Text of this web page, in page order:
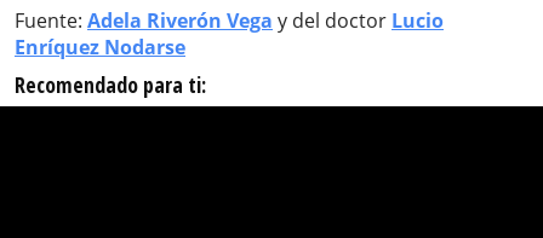
Fuente: Adela Riverón Vega y del doctor Lucio
Enríquez Nodarse
Recomendado para ti: